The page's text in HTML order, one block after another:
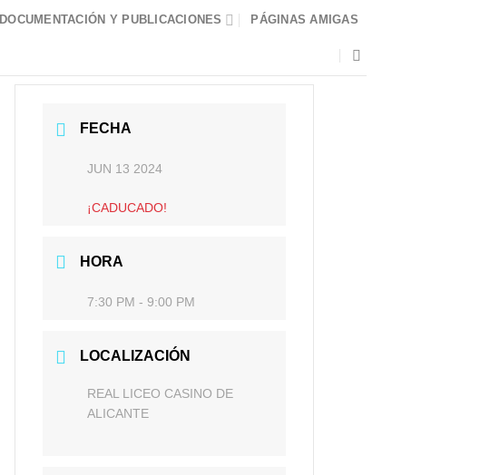
DOCUMENTACIÓN Y PUBLICACIONES PÁGINAS AMIGAS
FECHA
JUN 13 2024
¡CADUCADO!
HORA
7:30 PM - 9:00 PM
LOCALIZACIÓN
REAL LICEO CASINO DE
ALICANTE